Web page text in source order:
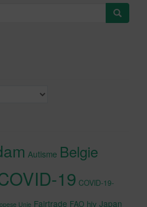
cookies te
Autisme Belgie
19 COVID-19-
Unie Fairtrade FAO hiv Japan